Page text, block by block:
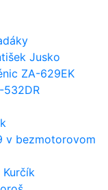
Jusko
ZA-629EK
532DR
v bezmotorovom
Kurčík